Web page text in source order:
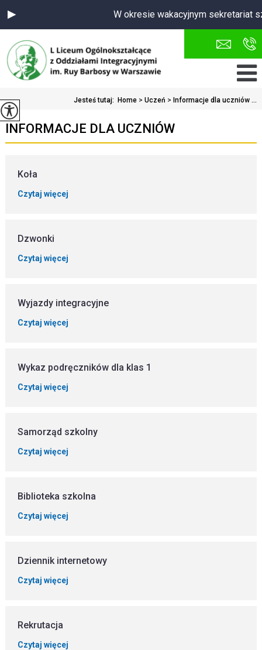
W okresie wakacyjnym sekretariat
Jesteś tutaj: Home > Uczeń > Informacje dla uczniów ...
INFORMACJE DLA UCZNIÓW
Koła
Czytaj więcej
Dzwonki
Czytaj więcej
Wyjazdy integracyjne
Czytaj więcej
Wykaz podręczników dla klas 1
Czytaj więcej
Samorząd szkolny
Czytaj więcej
Biblioteka szkolna
Czytaj więcej
Dziennik internetowy
Czytaj więcej
Rekrutacja
Czytaj więcej